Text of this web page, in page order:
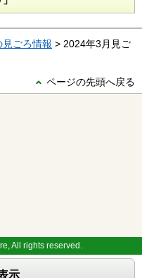
見ごろ情報 > 2024年3月見ご
ページの先頭へ戻る
All rights reserved.
示